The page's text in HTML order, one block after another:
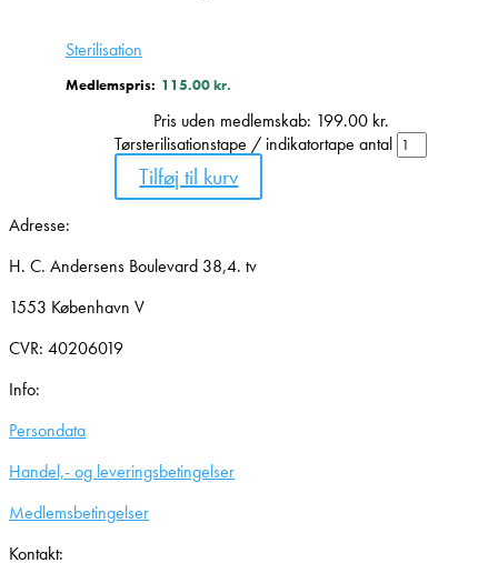
Sterilisation
Medlemspris: 115.00kr.
Pris uden medlemskab: 199.00 kr.
Tørsterilisationstape / indikatortape antal
Tilføj til kurv
Adresse:
H. C. Andersens Boulevard 38,4. tv
1553 København V
CVR: 40206019
Info:
Persondata
Handel,- og leveringsbetingelser
Medlemsbetingelser
Kontakt: